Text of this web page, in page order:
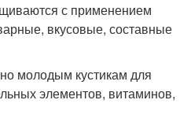
с применением
вкусовые, составные
молодым кустикам для
элементов, витаминов,